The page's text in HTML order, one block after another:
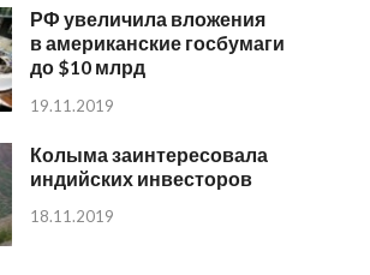
РФ увеличила вложения
в американские госбумаги
до $10 млрд
19.11.2019
Колыма заинтересовала
индийских инвесторов
18.11.2019